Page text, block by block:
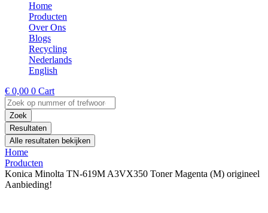
Home
Producten
Over Ons
Blogs
Recycling
Nederlands
English
€ 0,00 0 Cart
Search
...Zoek
Resultaten
Alle resultaten bekijken
Home
Producten
Konica Minolta TN-619M A3VX350 Toner Magenta (M) origineel
Aanbieding!